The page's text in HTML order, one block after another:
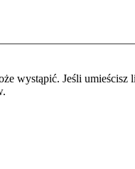
wystąpić. Jeśli umieścisz